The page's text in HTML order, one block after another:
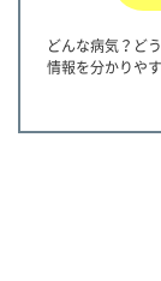
どんな病気？ど
情報を分かりや